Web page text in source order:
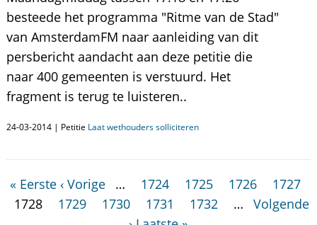
besteede het programma "Ritme van de Stad"
van AmsterdamFM naar aanleiding van dit
persbericht aandacht aan deze petitie die
naar 400 gemeenten is verstuurd. Het
fragment is terug te luisteren..
24-03-2014 | Petitie Laat wethouders solliciteren
« Eerste ‹ Vorige … 1724 1725 1726
1727
1728
1729 1730 1731 1732 …
Volgende